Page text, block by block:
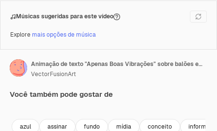
Músicas sugeridas para este vídeo
Explore mais opções de música
Animação de texto "Apenas Boas Vibrações" sobre balões em fundo azul
VectorFusionArt
Você também pode gostar de
azul assinar fundo mídia conceito